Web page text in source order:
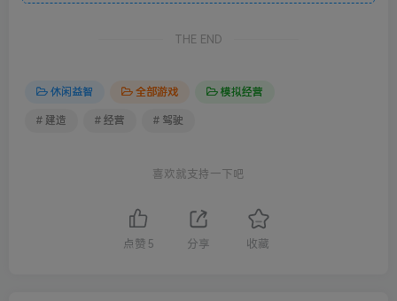
THE END
休闲益智 全部游戏 模拟经营
# 建造 # 经营 # 驾驶
喜欢就支持一下吧
点赞 5 分享 收藏